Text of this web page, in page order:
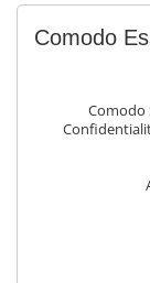
Comodo
Comodo